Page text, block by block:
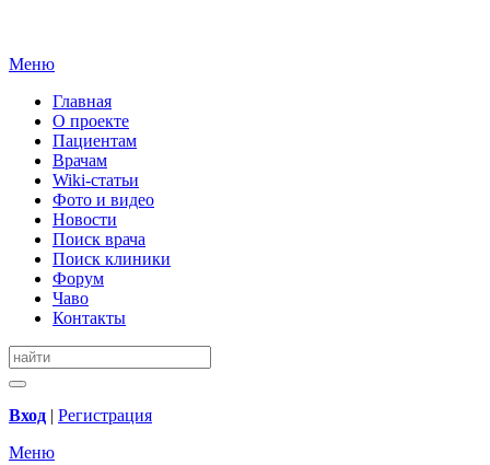
Меню
Главная
О проекте
Пациентам
Врачам
Wiki-статьи
Фото и видео
Новости
Поиск врача
Поиск клиники
Форум
Чаво
Контакты
Вход | Регистрация
Меню